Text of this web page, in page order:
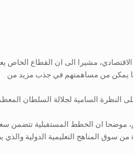
مشيرا الى ان القطاع الخاص
ما يمكن من مساهمتهم في جذب مزيد من
النظرة السامية لجلالة السلطان
موضحا ان الخطط المستقبلية تتضمن
سوق المناهج التعليمية الدولية والذي